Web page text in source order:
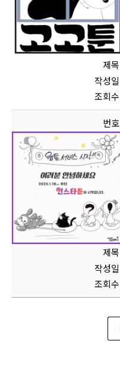
제목
작성일
조회수
번호
제목
작성일
조회수